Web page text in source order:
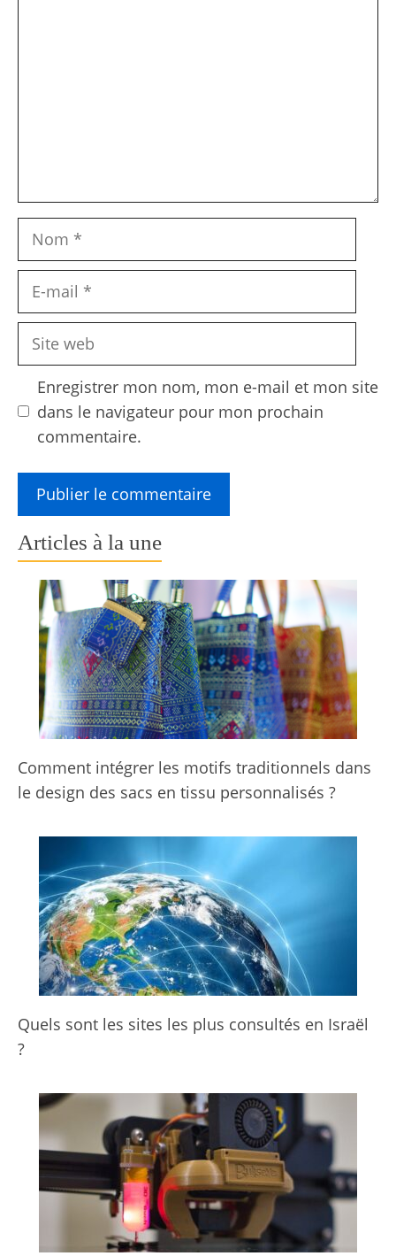
Nom
Site
Enregistrer mon nom, mon e-mail et mon site
dans le navigateur pour mon prochain
commentaire.
Articles à la une
Comment intégrer les motifs traditionnels dans
le design des sacs en tissu personnalisés ?
Quels sont les sites les plus consultés en Israël
?